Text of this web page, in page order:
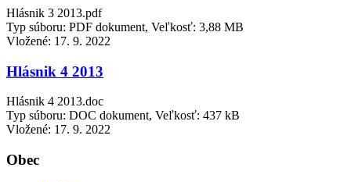
Hlásnik 3 2013.pdf
Typ súboru: PDF dokument, Veľkosť: 3,88 MB
Vložené: 17. 9. 2022
Hlásnik 4 2013
Hlásnik 4 2013.doc
Typ súboru: DOC dokument, Veľkosť: 437 kB
Vložené: 17. 9. 2022
Obec